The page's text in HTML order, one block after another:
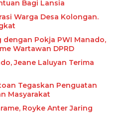
Bagi Lansia
Warga Desa Kolongan.
Pokja PWI Manado,
Wartawan DPRD
Jeane Laluyan Terima
Tegaskan Penguatan
Masyarakat
Royke Anter Jaring